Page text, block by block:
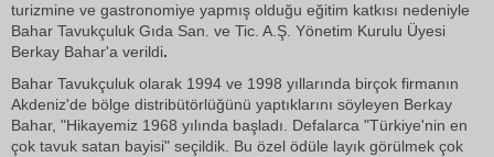
turizmine ve gastronomiye yapmış olduğu eğitim katkısı nedeniyle
Bahar Tavukçuluk Gıda San. ve Tic. A.Ş. Yönetim Kurulu Üyesi
Berkay Bahar'a verildi.
Bahar Tavukçuluk olarak 1994 ve 1998 yıllarında birçok firmanın
Akdeniz'de bölge distribütörlüğünü yaptıklarını söyleyen Berkay
Bahar, "Hikayemiz 1968 yılında başladı. Defalarca "Türkiye'nin en
çok tavuk satan bayisi" seçildik. Bu özel ödüle layık görülmek çok